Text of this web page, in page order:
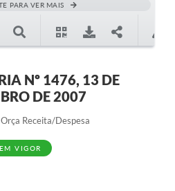
PARA VER MAIS
Nº 1476, 13 DE
DE 2007
Orça Receita/Despesa
EM VIGOR